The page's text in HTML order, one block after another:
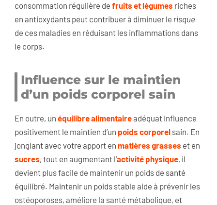
consommation régulière de fruits et légumes riches
en antioxydants peut contribuer à diminuer le risque
de ces maladies en réduisant les inflammations dans
le corps.
Influence sur le maintien
d’un poids corporel sain
En outre, un équilibre alimentaireadéquat influence
positivement le maintien d’un poids corporel sain. En
jonglant avec votre apport en matières grasses et en
sucres, tout en augmentant l’activité physique, il
devient plus facile de maintenir un poids de santé
équilibré. Maintenir un poids stable aide à prévenir les
ostéoporoses, améliore la santé métabolique, et